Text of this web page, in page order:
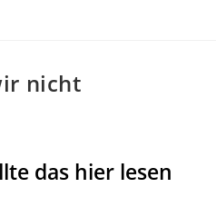
nicht
das hier lesen